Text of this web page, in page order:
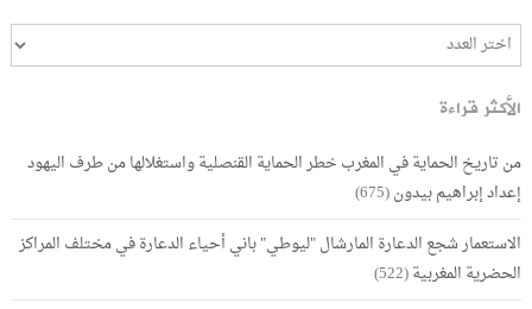
الأكثر قراءة
من تاريخ الحماية في المغرب خطر الحماية القنصلية واستغلالها من طرف اليهود
إعداد إبراهيم بيدون(675)
الاستعمار شجع الدعارة المارشال "ليوطي" باني أحياء الدعارة في مختلف المراكز
الحضرية المغربية(522)